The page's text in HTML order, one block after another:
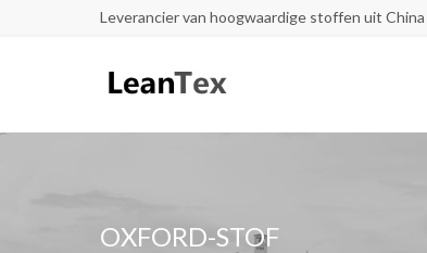
Leverancier van hoogwaardige stoffen uit China
OXFORD-STOF